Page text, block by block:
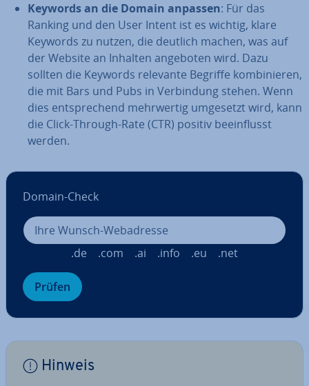
Keywords an die Domain anpassen: Für das
Ranking und den User Intent ist es wichtig, klare
Keywords zu nutzen, die deutlich machen, was auf
der Website an Inhalten angeboten wird. Dazu
sollten die Keywords relevante Begriffe kom­bi­nie­ren,
die mit Bars und Pubs in Ver­bin­dung stehen. Wenn
dies ent­spre­chend mehr­wer­tig umgesetzt wird, kann
die Click-Through-Rate (CTR) positiv be­ein­flusst
werden.
Domain-Check
.de .com .ai .info .eu .net
Prüfen
Hinweis